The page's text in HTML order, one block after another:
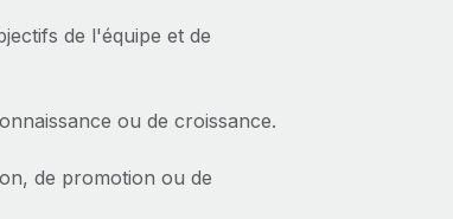
de l'équipe et de
ou de croissance.
de promotion ou de